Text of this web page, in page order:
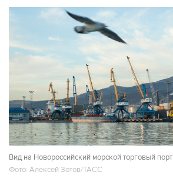
Вид на Новороссийский морской торговый порт
Фото: Алексей Зотов/ТАСС